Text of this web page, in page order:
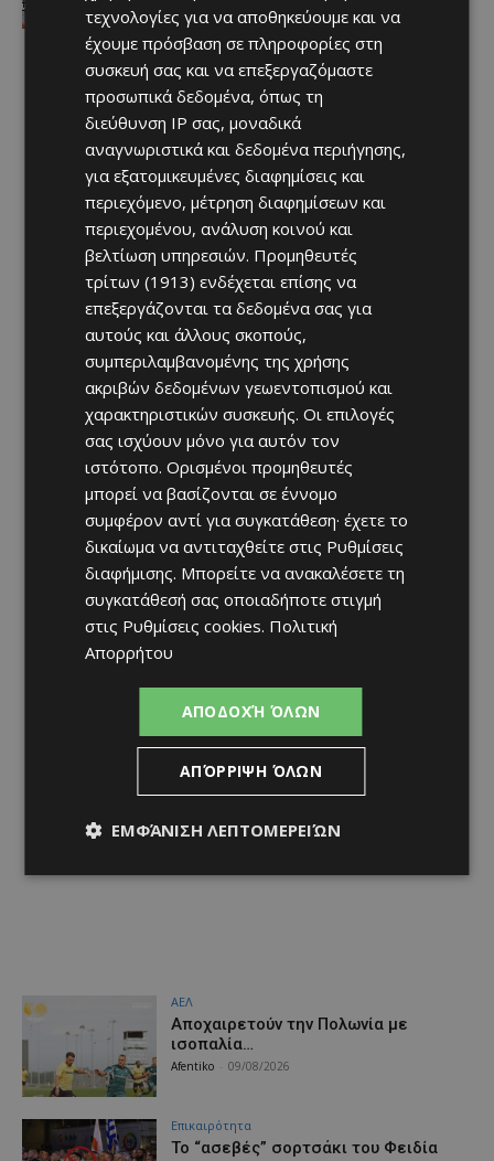
ΑΕΛ
Aποχαιρετούν την Πολωνία με
ισοπαλία…
Afentiko 09/08/2026
Επικαιρότητα
Το “ασεβές” σορτσάκι του Φειδία
τεχνολογίες για να αποθηκεύουμε και να
έχουμε πρόσβαση σε πληροφορίες στη
συσκευή σας και να επεξεργαζόμαστε
προσωπικά δεδομένα, όπως τη
διεύθυνση IP σας, μοναδικά
αναγνωριστικά και δεδομένα περιήγησης,
για εξατομικευμένες διαφημίσεις και
περιεχόμενο, μέτρηση διαφημίσεων και
περιεχομένου, ανάλυση κοινού και
βελτίωση υπηρεσιών. Προμηθευτές
τρίτων (1913) ενδέχεται επίσης να
επεξεργάζονται τα δεδομένα σας για
αυτούς και άλλους σκοπούς,
συμπεριλαμβανομένης της χρήσης
ακριβών δεδομένων γεωεντοπισμού και
χαρακτηριστικών συσκευής. Οι επιλογές
σας ισχύουν μόνο για αυτόν τον
ιστότοπο. Ορισμένοι προμηθευτές
μπορεί να βασίζονται σε έννομο
συμφέρον αντί για συγκατάθεση· έχετε το
δικαίωμα να αντιταχθείτε στις Ρυθμίσεις
διαφήμισης. Μπορείτε να ανακαλέσετε τη
συγκατάθεσή σας οποιαδήποτε στιγμή
στις Ρυθμίσεις cookies. Πολιτική
Απορρήτου
ΑΠΟΔΟΧΉ ΌΛΩΝ
ΑΠΌΡΡΙΨΗ ΌΛΩΝ
ΕΜΦΆΝΙΣΗ ΛΕΠΤΟΜΕΡΕΙΏΝ